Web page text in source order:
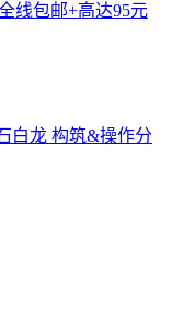
线包邮+高达95元
白龙 构筑&操作分